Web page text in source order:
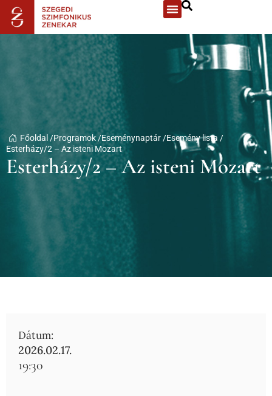
Főoldal /Programok /Eseménynaptár /Esemény lista /
Esterházy/2 – Az isteni Mozart
Esterházy/2 – Az isteni Mozart
Dátum:
2026.02.17.
19:30